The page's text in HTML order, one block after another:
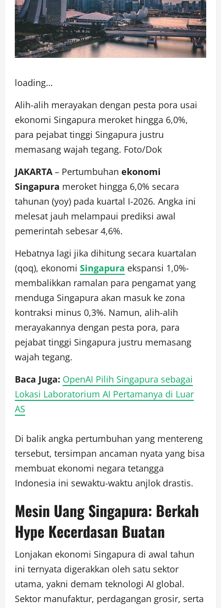
loading…
Alih-alih merayakan dengan pesta pora usai
ekonomi Singapura meroket hingga 6,0%,
para pejabat tinggi Singapura justru
memasang wajah tegang. Foto/Dok
JAKARTA – Pertumbuhan ekonomi
Singapura meroket hingga 6,0% secara
tahunan (yoy) pada kuartal I-2026. Angka ini
melesat jauh melampaui prediksi awal
pemerintah sebesar 4,6%.
Hebatnya lagi jika dihitung secara kuartalan
(qoq), ekonomi Singapura ekspansi 1,0%-
membalikkan ramalan para pengamat yang
menduga Singapura akan masuk ke zona
kontraksi minus 0,3%. Namun, alih-alih
merayakannya dengan pesta pora, para
pejabat tinggi Singapura justru memasang
wajah tegang.
Baca Juga: OpenAI Pilih Singapura sebagai
Lokasi Laboratorium AI Pertamanya di Luar
AS
Di balik angka pertumbuhan yang mentereng
tersebut, tersimpan ancaman nyata yang bisa
membuat ekonomi negara tetangga
Indonesia ini sewaktu-waktu anjlok drastis.
Mesin Uang Singapura: Berkah
Hype Kecerdasan Buatan
Lonjakan ekonomi Singapura di awal tahun
ini ternyata digerakkan oleh satu sektor
utama, yakni demam teknologi AI global.
Sektor manufaktur, perdagangan grosir, serta